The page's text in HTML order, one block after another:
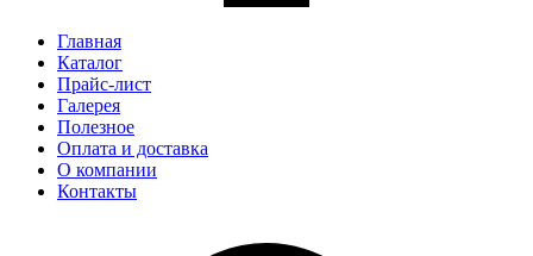
Главная
Каталог
Прайс-лист
Галерея
Полезное
Оплата и доставка
О компании
Контакты